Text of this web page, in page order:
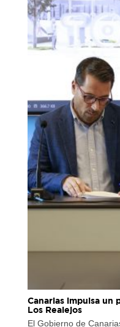
Canarias impulsa un
Los Realejos
El Gobierno de